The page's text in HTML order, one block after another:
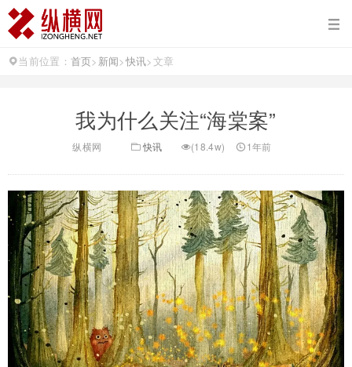
当前位置： 首页> 新闻>快讯>文章
我为什么关注“海棠案”
纵横网 快讯 (18.4w) 1年前